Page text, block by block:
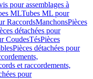
pour assemblages à
MLTubes ML pour
RaccordsManchonsPièces
détachées pour
CoudesTésPièces
Pièces détachées pour
et raccordements,
pour